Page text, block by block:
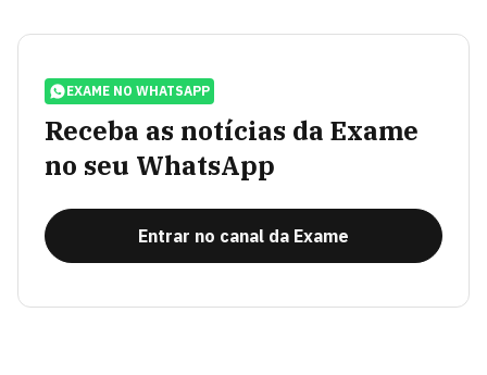
EXAME NO WHATSAPP
Receba as notícias da Exame
no seu WhatsApp
Entrar no canal da Exame